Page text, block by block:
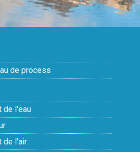
de process
de l'eau
de l'air